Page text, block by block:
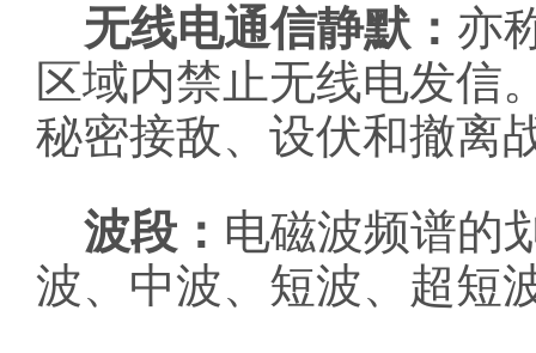
无线电通信静默： 亦
区域内禁止无线电发信
秘密接敌、设伏和撤离
波段： 电磁波频谱的
波、中波、短波、超短